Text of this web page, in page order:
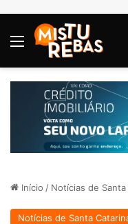
Menu
Início / Notícias de Santa
Notícias de Santa